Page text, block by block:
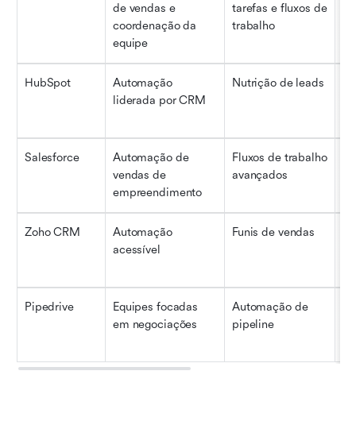
de vendas e
coordenação da
equipe
tarefas e fluxos de
trabalho
HubSpot
Automação
liderada por CRM
Nutrição de leads
Salesforce
Automação de
vendas de
empreendimento
Fluxos de trabalho
avançados
Zoho CRM
Automação
acessível
Funis de vendas
Pipedrive
Equipes focadas
em negociações
Automação de
pipeline